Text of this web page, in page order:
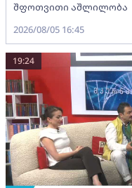
შფოთვითი აშლილობა
2026/08/05 16:45
19:24